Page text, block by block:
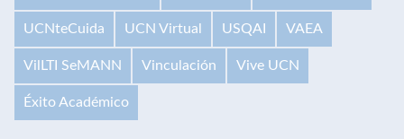
UCNteCuida UCN Virtual USQAI VAEA
VilLTI SeMANN Vinculación Vive UCN
Éxito Académico